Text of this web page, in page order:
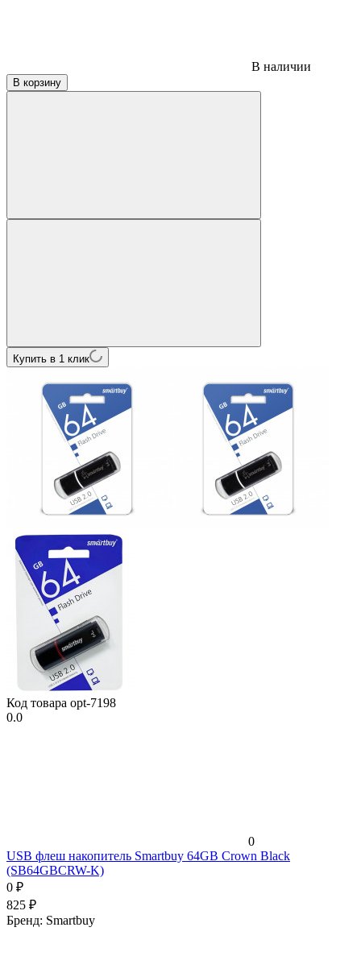
В наличии
В корзину
Купить в 1 клик
Код товара opt-7198
0.0
0
USB флеш накопитель Smartbuy 64GB Crown Black
(SB64GBCRW-K)
0 ₽
825 ₽
Бренд: Smartbuy